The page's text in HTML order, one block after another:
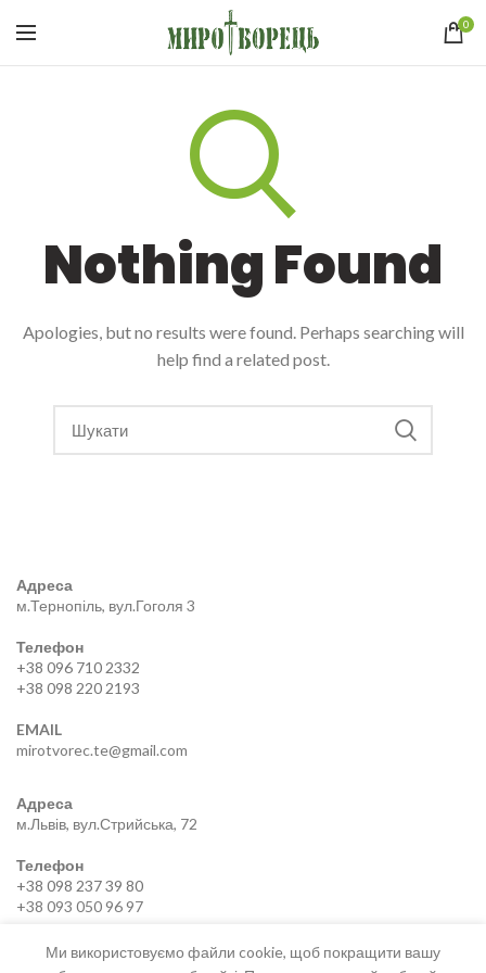
0
Nothing Found
Apologies, but no results were found. Perhaps searching will
help find a related post.
Адреса
м.Тернопіль, вул.Гоголя 3
Телефон
+38 096 710 2332
+38 098 220 2193
EMAIL
mirotvorec.te@gmail.com
Адреса
м.Львів, вул.Стрийська, 72
Телефон
+38 098 237 39 80
+38 093 050 96 97
EMAIL
mirotvorec.lviv@gmail.com
Ми використовуємо файли cookie, щоб покращити вашу